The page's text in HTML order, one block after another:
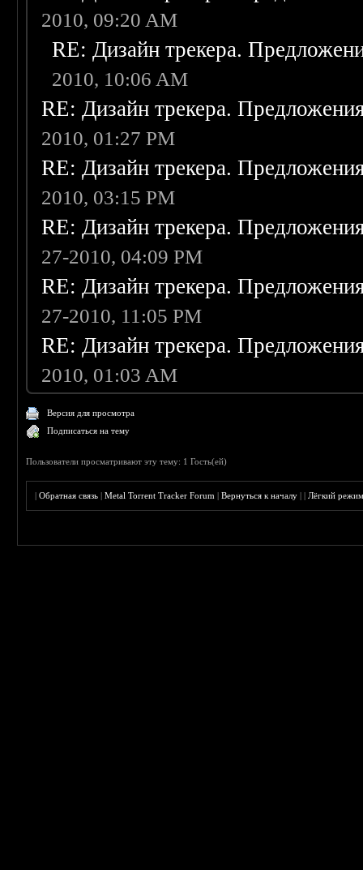
2010, 09:20 AM
RE: Дизайн трекера.
2010, 10:06 AM
RE: Дизайн трекера.
2010, 01:27 PM
RE: Дизайн трекера.
2010, 03:15 PM
RE: Дизайн трекера.
27-2010, 04:09 PM
RE: Дизайн трекера.
27-2010, 11:05 PM
RE: Дизайн трекера.
2010, 01:03 AM
Версия для просмотра
Подписаться на тему
Пользователи просматривают эту тему: 1 Гость(ей)
|Обратная связь |Metal Torrent Tracker Forum |Вернуться к началу ||Лёгкий